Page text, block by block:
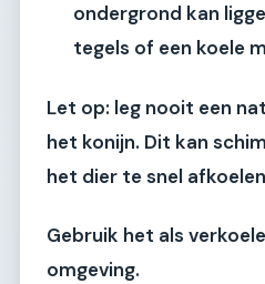
ondergrond kan
tegels of een koele
Let op: leg nooit een
het konijn. Dit kan
het dier te snel
Gebruik het als
omgeving.